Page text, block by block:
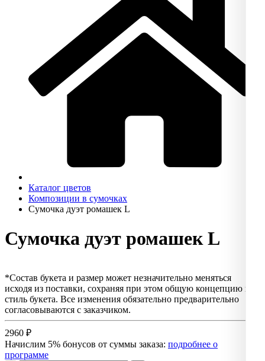
Каталог цветов
Композиции в сумочках
Сумочка дуэт ромашек L
Сумочка дуэт ромашек L
*Состав букета и размер может незначительно меняться
исходя из поставки, сохраняя при этом общую концепцию и
стиль букета. Все изменения обязательно предварительно
согласовываются с заказчиком.
2960 ₽
Начислим 5% бонусов от суммы заказа: подробнее о
программе